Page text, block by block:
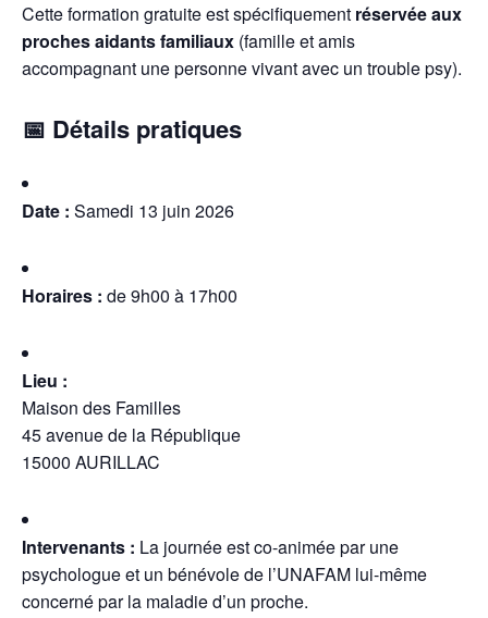
Cette formation gratuite est spécifiquement réservée aux
proches aidants familiaux (famille et amis
accompagnant une personne vivant avec un trouble psy).
📅 Détails pratiques
Date : Samedi 13 juin 2026
Horaires : de 9h00 à 17h00
Lieu :
Maison des Familles
45 avenue de la République
15000 AURILLAC
Intervenants : La journée est co-animée par une
psychologue et un bénévole de l’UNAFAM lui-même
concerné par la maladie d’un proche.